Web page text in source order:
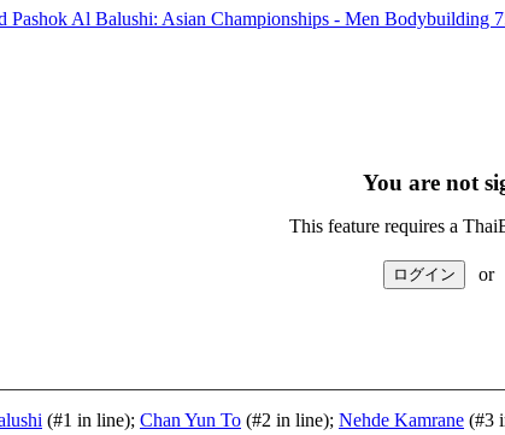
Pashok Al Balushi: Asian Championships - Men Bodybuilding
You are not
This feature requires a
or
(#1 in line); Chan Yun To (#2 in line); Nehde Kamrane (#3